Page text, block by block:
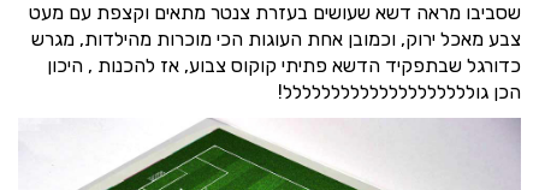
שסביבו מראה דשא שעושים בעזרת צנטר מתאים וקצפת עם מעט
צבע מאכל ירוק, וכמובן אחת העוגות הכי מוכרות מהילדות, מגרש
כדורגל שבתפקיד הדשא פתיתי קוקוס צבוע, אז להכנות , היכון
הכן גולללללללללללללללללללל!